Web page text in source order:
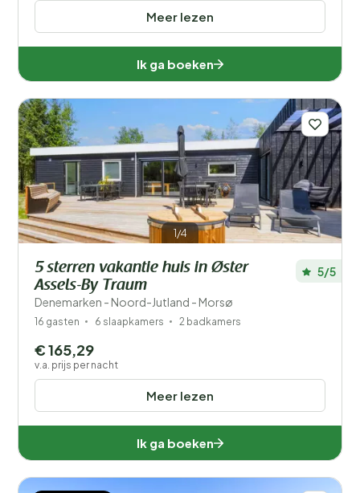
Meer lezen
Ik ga boeken
1/4
5 sterren vakantie huis in Øster
Assels-By Traum
Denemarken - Noord-Jutland - Morsø
5/5
16 gasten 6 slaapkamers 2 badkamers
Meer lezen
€ 165,29
v.a. prijs per nacht
Ik ga boeken